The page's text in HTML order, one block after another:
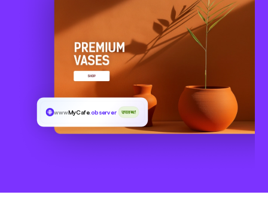
wwwMyCafe.observer उपलब्ध!